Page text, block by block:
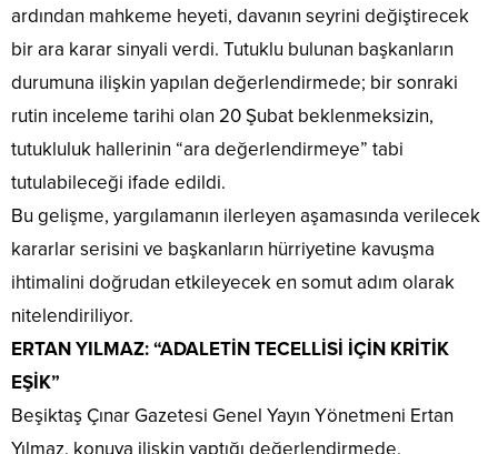
ardından mahkeme heyeti, davanın seyrini değiştirecek
bir ara karar sinyali verdi. Tutuklu bulunan başkanların
durumuna ilişkin yapılan değerlendirmede; bir sonraki
rutin inceleme tarihi olan 20 Şubat beklenmeksizin,
tutukluluk hallerinin “ara değerlendirmeye” tabi
tutulabileceği ifade edildi.
​Bu gelişme, yargılamanın ilerleyen aşamasında verilecek
kararlar serisini ve başkanların hürriyetine kavuşma
ihtimalini doğrudan etkileyecek en somut adım olarak
nitelendiriliyor.
​ERTAN YILMAZ: “ADALETİN TECELLİSİ İÇİN KRİTİK
EŞİK”
​Beşiktaş Çınar Gazetesi Genel Yayın Yönetmeni Ertan
Yılmaz, konuya ilişkin yaptığı değerlendirmede,